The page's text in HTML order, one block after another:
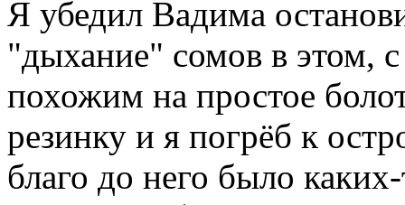
Я убедил Вадима
"дыхание" сомов в этом,
похожим на простое
резинку и я погрёб к
благо до него было